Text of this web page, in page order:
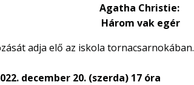
Agatha Christie:
Három vak egér
adja elő az iskola tornacsarnokában.
december 20. (szerda) 17 óra